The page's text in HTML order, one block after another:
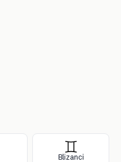
Blizanci